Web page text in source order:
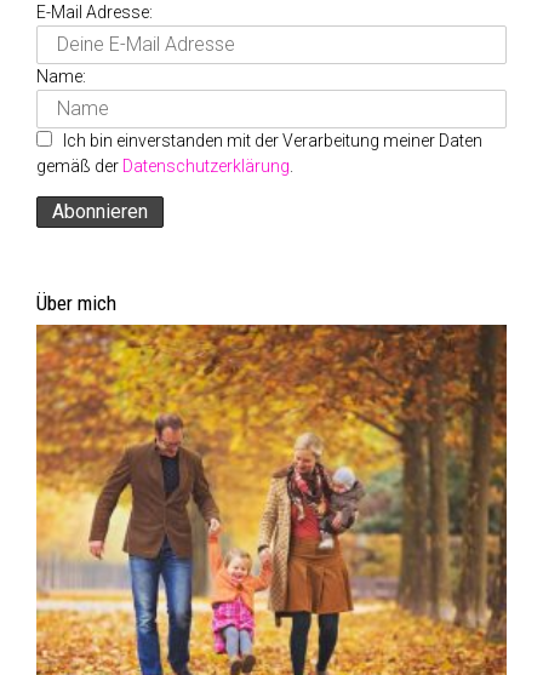
E-Mail Adresse:
Name:
Ich bin einverstanden mit der Verarbeitung meiner Daten
gemäß der Datenschutzerklärung
Über mich